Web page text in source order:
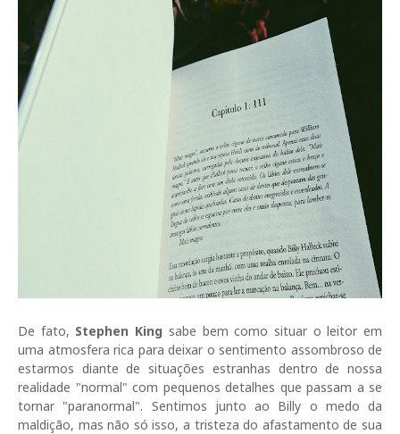
De fato, Stephen King sabe bem como situar o leitor em
uma atmosfera rica para deixar o sentimento assombroso de
estarmos diante de situações estranhas dentro de nossa
realidade "normal" com pequenos detalhes que passam a se
tornar "paranormal". Sentimos junto ao Billy o medo da
maldição, mas não só isso, a tristeza do afastamento de sua